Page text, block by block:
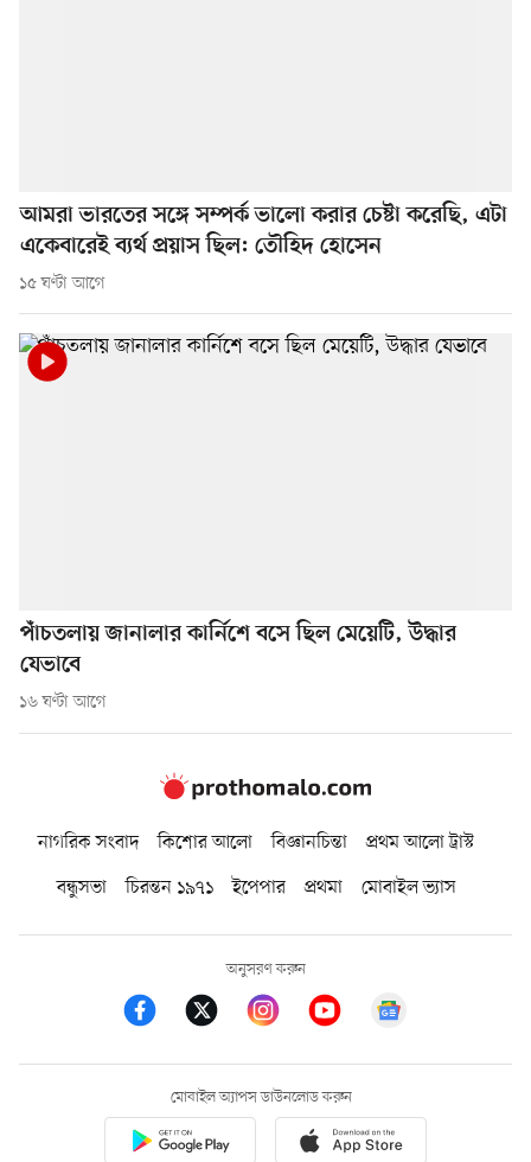
আমরা ভারতের সঙ্গে সম্পর্ক ভালো করার চেষ্টা করেছি, এটা
একেবারেই ব্যর্থ প্রয়াস ছিল: তৌহিদ হোসেন
১৫ ঘণ্টা আগে
পাঁচতলায় জানালার কার্নিশে বসে ছিল মেয়েটি, উদ্ধার
যেভাবে
১৬ ঘণ্টা আগে
নাগরিক সংবাদ কিশোর আলো বিজ্ঞানচিন্তা
প্রথম আলো ট্রাস্ট
বন্ধুসভা
চিরন্তন ১৯৭১ ইপেপার প্রথমা মোবাইল ভ্যাস
অনুসরণ করুন
মোবাইল অ্যাপস ডাউনলোড করুন